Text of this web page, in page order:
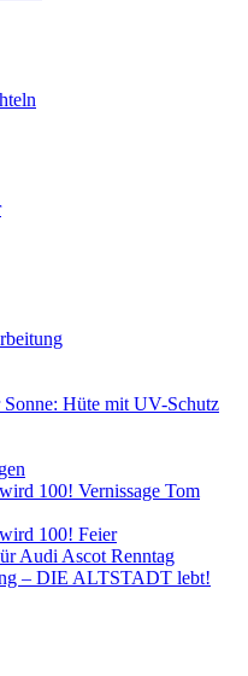
Sonne: Hüte mit UV-Schutz
100! Vernissage Tom
100! Feier
Audi Ascot Renntag
– DIE ALTSTADT lebt!